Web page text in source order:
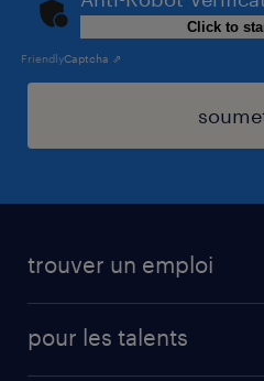
Click to
FriendlyCaptcha ⇗
trouver un emploi
cdi
pour les talents